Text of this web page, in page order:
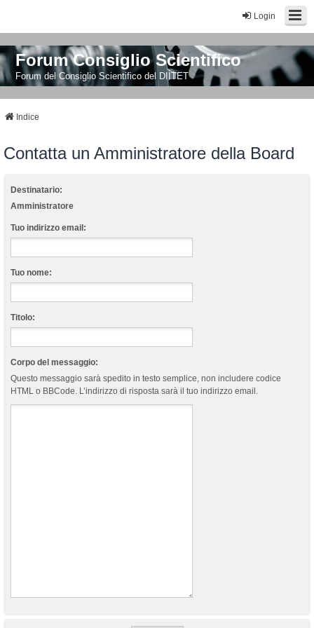
Login
Forum Consiglio Scientifico
Forum del Consiglio Scientifico del DIITET
Indice
Contatta un Amministratore della Board
Destinatario:
Amministratore
Tuo indirizzo email:
Tuo nome:
Titolo:
Corpo del messaggio:
Questo messaggio sarà spedito in testo semplice, non includere codice
HTML o BBCode. L’indirizzo di risposta sarà il tuo indirizzo email.